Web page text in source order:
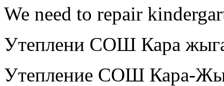
We need to repair
Утеплени СОШ Кара
Утепление СОШ Кара-